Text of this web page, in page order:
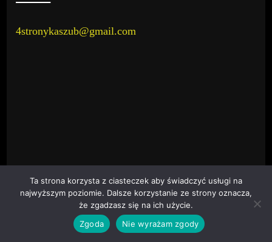
OSTATNIE WPISY
Ta strona korzysta z ciasteczek aby świadczyć usługi na
najwyższym poziomie. Dalsze korzystanie ze strony oznacza,
że zgadzasz się na ich użycie.
Zgoda
Nie wyrażam zgody